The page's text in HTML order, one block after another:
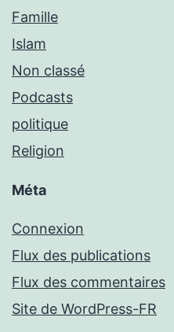
Famille
Islam
Non classé
Podcasts
politique
Religion
Méta
Connexion
Flux des publications
Flux des commentaires
Site de WordPress-FR